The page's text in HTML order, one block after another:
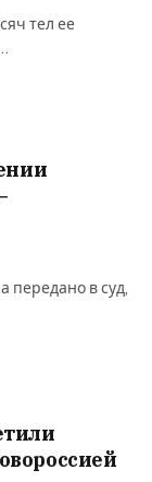
тел ее
передано в суд,